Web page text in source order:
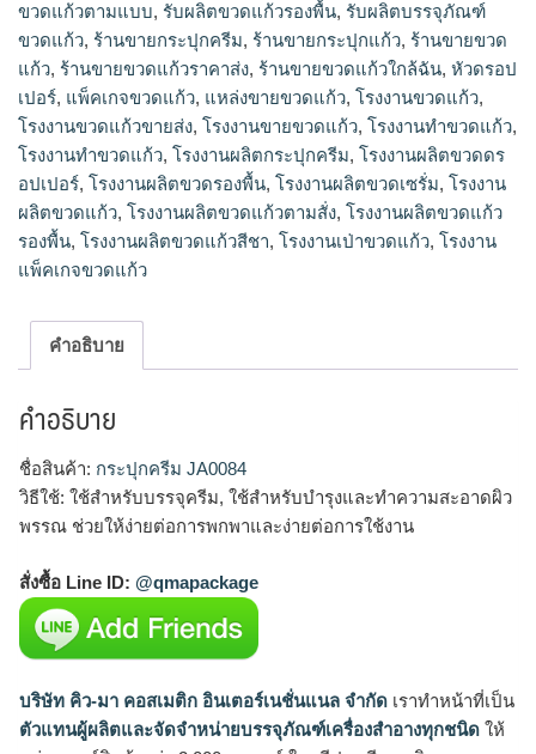
ขวดแก้วตามแบบ, รับผลิตขวดแก้วรองพื้น, รับผลิตบรรจุภัณฑ์
ขวดแก้ว, ร้านขายกระปุกครีม, ร้านขายกระปุกแก้ว, ร้านขายขวด
แก้ว, ร้านขายขวดแก้วราคาส่ง, ร้านขายขวดแก้วใกล้ฉัน, หัวดรอป
เปอร์, แพ็คเกจขวดแก้ว, แหล่งขายขวดแก้ว, โรงงานขวดแก้ว,
โรงงานขวดแก้วขายส่ง, โรงงานขายขวดแก้ว, โรงงานทำขวดแก้ว,
โรงงานทําขวดแก้ว, โรงงานผลิตกระปุกครีม, โรงงานผลิตขวดดร
อปเปอร์, โรงงานผลิตขวดรองพื้น, โรงงานผลิตขวดเซรั่ม, โรงงาน
ผลิตขวดแก้ว, โรงงานผลิตขวดแก้วตามสั่ง, โรงงานผลิตขวดแก้ว
รองพื้น, โรงงานผลิตขวดแก้วสีชา, โรงงานเป่าขวดแก้ว, โรงงาน
แพ็คเกจขวดแก้ว
คำอธิบาย
คำอธิบาย
ชื่อสินค้า: กระปุกครีม JA0084
วิธีใช้: ใช้สำหรับบรรจุครีม, ใช้สำหรับบำรุงและทำความสะอาดผิว
พรรณ ช่วยให้ง่ายต่อการพกพาและง่ายต่อการใช้งาน
สั่งซื้อ Line ID: @qmapackage
บริษัท คิว-มา คอสเมติก อินเตอร์เนชั่นแนล จำกัด เราทำหน้าที่เป็น
ตัวแทนผู้ผลิตและจัดจำหน่ายบรรจุภัณฑ์เครื่องสำอางทุกชนิด ให้